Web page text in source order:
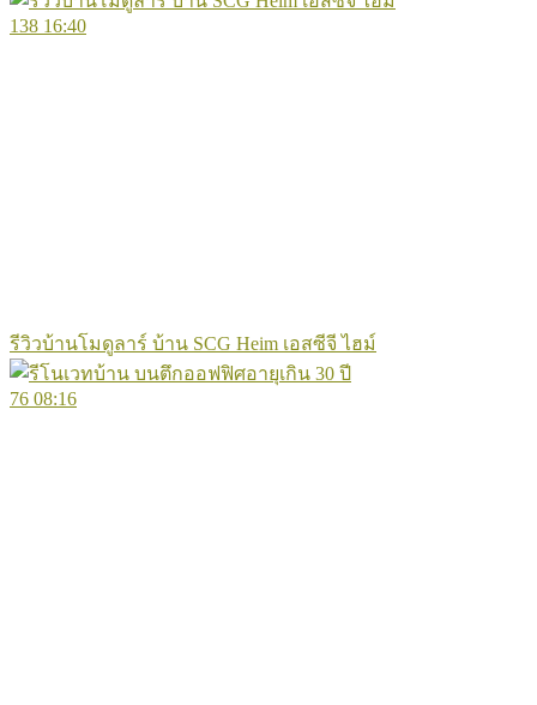
138 16:40
รีวิวบ้านโมดูลาร์ บ้าน SCG Heim เอสซีจี ไฮม์
76 08:16